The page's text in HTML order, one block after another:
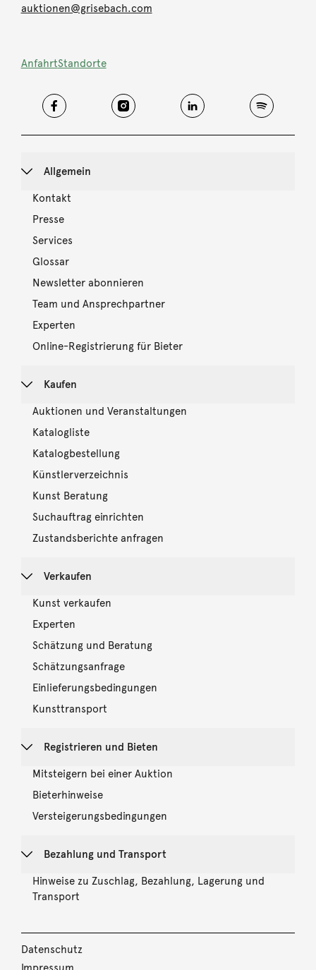
auktionen@grisebach.com
AnfahrtStandorte
Allgemein
Kontakt
Presse
Services
Glossar
Newsletter abonnieren
Team und Ansprechpartner
Experten
Online-Registrierung für Bieter
Kaufen
Auktionen und Veranstaltungen
Katalogliste
Katalogbestellung
Künstlerverzeichnis
Kunst Beratung
Suchauftrag einrichten
Zustandsberichte anfragen
Verkaufen
Kunst verkaufen
Experten
Schätzung und Beratung
Schätzungsanfrage
Einlieferungsbedingungen
Kunsttransport
Registrieren und Bieten
Mitsteigern bei einer Auktion
Bieterhinweise
Versteigerungsbedingungen
Bezahlung und Transport
Hinweise zu Zuschlag, Bezahlung, Lagerung und
Transport
Datenschutz